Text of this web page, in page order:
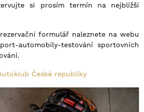
si prosím termín na nejbližší
formulář naleznete na webu
automobily-testování sportovních
České republiky